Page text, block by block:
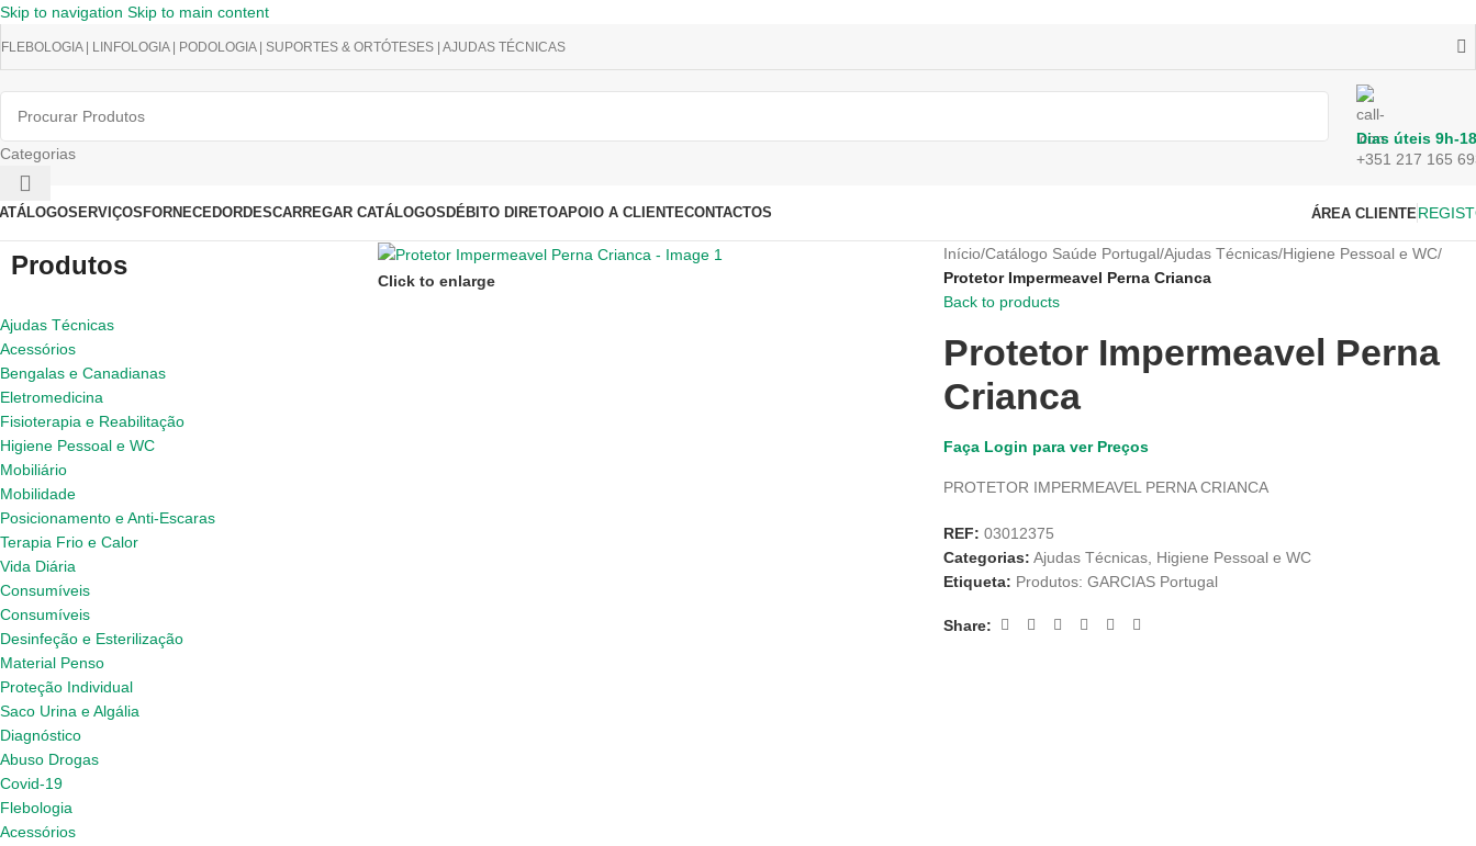
Skip to navigation Skip to main content
FLEBOLOGIA | LINFOLOGIA | PODOLOGIA | SUPORTES & ORTÓTESES | AJUDAS TÉCNICAS
Categorias
Dias úteis 9h-
+351 217 165
SERVIÇOS FORNECEDORDESCARREGAR CATÁLOGOS DÉBITO DIRETOAPOIO A CLIENTECONTACTOS ÁREA CLIENTE
Produtos
Ajudas Técnicas
Acessórios
Bengalas e Canadianas
Eletromedicina
Fisioterapia e Reabilitação
Higiene Pessoal e WC
Mobiliário
Mobilidade
Posicionamento e Anti-Escaras
Terapia Frio e Calor
Vida Diária
Consumíveis
Consumíveis
Desinfeção e Esterilização
Material Penso
Proteção Individual
Saco Urina e Algália
Diagnóstico
Abuso Drogas
Covid-19
Flebologia
Acessórios
Click to enlarge
Início/Catálogo Saúde Portugal/Ajudas Técnicas/Higiene Pessoal e WC/
Protetor Impermeavel Perna Crianca
Back to products
Protetor Impermeavel Perna
Crianca
Faça Login para ver Preços
PROTETOR IMPERMEAVEL PERNA CRIANCA
REF: 03012375
Categorias: Ajudas Técnicas, Higiene Pessoal e WC
Etiqueta: Produtos: GARCIAS Portugal
Share: